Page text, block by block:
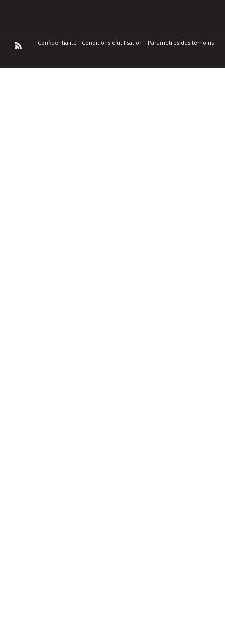
Confidentialité Conditions d’utilisation Paramètres des témoins